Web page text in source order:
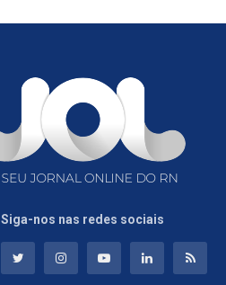
Siga-nos nas redes sociais